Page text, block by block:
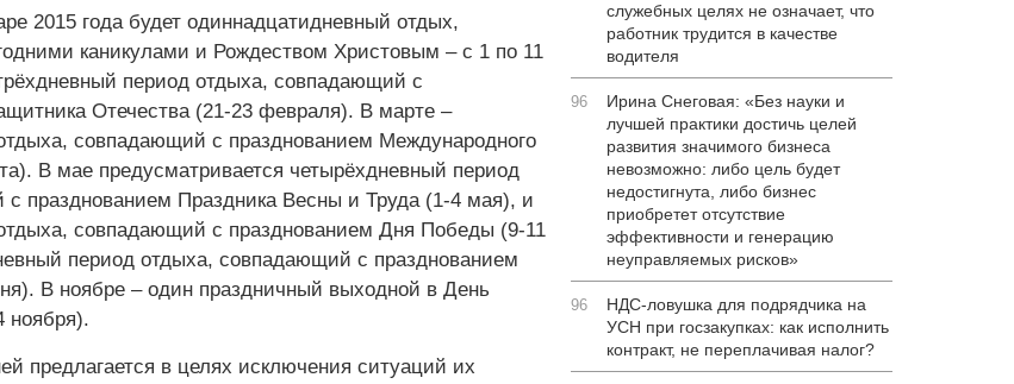
2015 года будет одиннадцатидневный отдых,
каникулами и Рождеством Христовым – с 1 по 11
период отдыха, совпадающий с
Отечества (21-23 февраля). В марте –
совпадающий с празднованием Международного
В мае предусматривается четырёхдневный период
празднованием Праздника Весны и Труда (1-4 мая), и
совпадающий с празднованием Дня Победы (9-11
период отдыха, совпадающий с празднованием
В ноябре – один праздничный выходной в День
ноября).
предлагается в целях исключения ситуаций их
служебных целях не означает, что
работник трудится в качестве
водителя
96
Ирина Снеговая: «Без науки и
лучшей практики достичь целей
развития значимого бизнеса
невозможно: либо цель будет
недостигнута, либо бизнес
приобретет отсутствие
эффективности и генерацию
неуправляемых рисков»
96
НДС-ловушка для подрядчика на
УСН при госзакупках: как исполнить
контракт, не переплачивая налог?